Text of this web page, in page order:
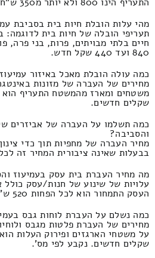
התעריף הינו 800 ולא יותר מ350 ש"ח.
מהי עלות הובלת חיות בית בסביבת
תעריפי הובלה של חיות בית לדוגמה:
חיים בלתי מבויתים, פרות, בני פרה,
840 ועד 440 שקל חדש.
כמה עולה הובלת מאכל באיזור
מחירים של העברה של מזונות
שקלים חדשים.
כמה תשלמו על העברה של אביזרים
והסביבה?
מחיר העברה של מחפיות תוך כדי
בבעלות שאינה ציבורית המחיר זה לכל
מה מחיר העברת בית עסק בעמיעוז
עלויות של שינוע של חנות/עסק כולל
העסק התמחור הוא לכל הפחות 520 ש"ח.
כמה נשלם על העברת לוחות גבס
מחירים של העברת פלטות מגבס
שקלים חדשים. נקבע לפי מס'.